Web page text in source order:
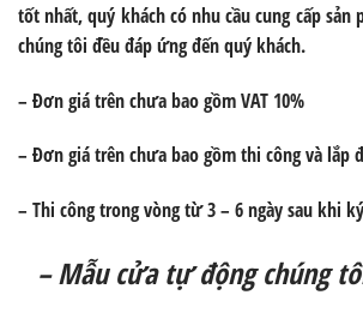
tốt nhất, quý khách có nhu cầu cung cấp sản
chúng tôi đều đáp ứng đến quý khách.
– Đơn giá trên chưa bao gồm VAT 10%
– Đơn giá trên chưa bao gồm thi công và lắp
– Thi công trong vòng từ 3 – 6 ngày sau khi
– Mẫu cửa tự động chúng